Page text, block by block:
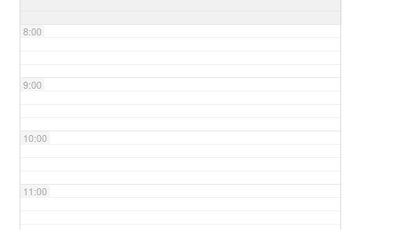
8:00
9:00
10:00
11:00